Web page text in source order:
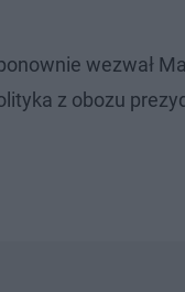
wezwał
z obozu